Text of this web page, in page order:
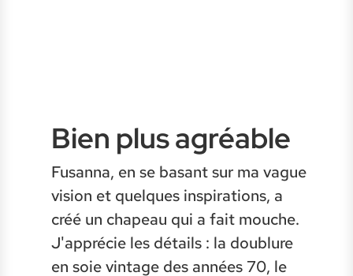
Bien plus agréable
Fusanna, en se basant sur ma vague
vision et quelques inspirations, a
créé un chapeau qui a fait mouche.
J'apprécie les détails : la doublure
en soie vintage des années 70, le